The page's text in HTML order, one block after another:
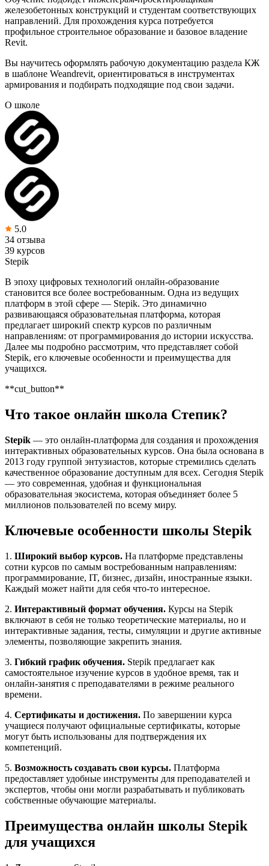
железобетонных конструкций и студентам соответствующих
направлений. Для прохождения курса потребуется
профильное строительное образование и базовое владение
Revit.
Вы научитесь оформлять рабочую документацию раздела КЖ
в шаблоне Weandrevit, ориентироваться в инструментах
армирования и подбирать подходящие под свои задачи.
О школе
5.0
34 отзыва
39 курсов
Stepik
В эпоху цифровых технологий онлайн-образование
становится все более востребованным. Одна из ведущих
платформ в этой сфере — Stepik. Это динамично
развивающаяся образовательная платформа, которая
предлагает широкий спектр курсов по различным
направлениям: от программирования до истории искусства.
Далее мы подробно рассмотрим, что представляет собой
Stepik, его ключевые особенности и преимущества для
учащихся.
**cut_button**
Что такое онлайн школа Степик?
Stepik — это онлайн-платформа для создания и прохождения
интерактивных образовательных курсов. Она была основана в
2013 году группой энтузиастов, которые стремились сделать
качественное образование доступным для всех. Сегодня Stepik
— это современная, удобная и функциональная
образовательная экосистема, которая объединяет более 5
миллионов пользователей по всему миру.
Ключевые особенности школы Stepik
1. Широкий выбор курсов. На платформе представлены
сотни курсов по самым востребованным направлениям:
программирование, IT, бизнес, дизайн, иностранные языки.
Каждый может найти для себя что-то интересное.
2. Интерактивный формат обучения. Курсы на Stepik
включают в себя не только теоретические материалы, но и
интерактивные задания, тесты, симуляции и другие активные
элементы, позволяющие закрепить знания.
3. Гибкий график обучения. Stepik предлагает как
самостоятельное изучение курсов в удобное время, так и
онлайн-занятия с преподавателями в режиме реального
времени.
4. Сертификаты и достижения. По завершении курса
учащиеся получают официальные сертификаты, которые
могут быть использованы для подтверждения их
компетенций.
5. Возможность создавать свои курсы. Платформа
предоставляет удобные инструменты для преподавателей и
экспертов, чтобы они могли разрабатывать и публиковать
собственные обучающие материалы.
Преимущества онлайн школы Stepik
для учащихся